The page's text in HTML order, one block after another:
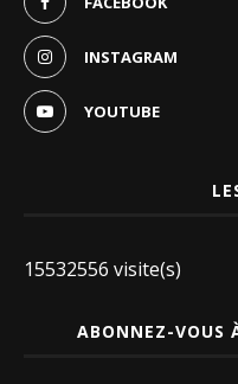
INSTAGRAM
YOUTUBE
15532556 visite(s)
ABONNEZ-VOUS